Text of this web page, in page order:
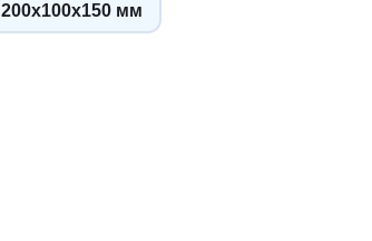
200х100х150 мм